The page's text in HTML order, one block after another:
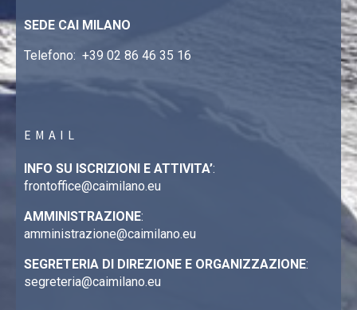
SEDE CAI MILANO
Telefono: +39 02 86 46 35 16
EMAIL
INFO SU ISCRIZIONI E ATTIVITA’:
frontoffice@caimilano.eu
AMMINISTRAZIONE:
amministrazione@caimilano.eu
SEGRETERIA DI DIREZIONE E ORGANIZZAZIONE:
segreteria@caimilano.eu